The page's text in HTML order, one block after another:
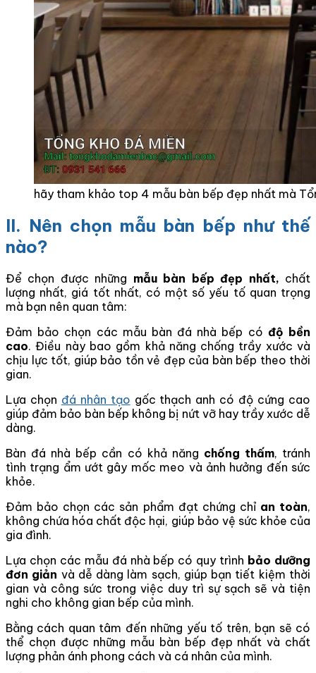
hãy tham khảo top 4 mẫu bàn bếp đẹp nhất mà
II. Nên chọn mẫu bàn bếp như thế
nào?
Để chọn được những mẫu bàn bếp đẹp nhất, chất
lượng nhất, giá tốt nhất, có một số yếu tố quan trọng
mà bạn nên quan tâm:
Đảm bảo chọn các mẫu bàn đá nhà bếp có độ bền
cao. Điều này bao gồm khả năng chống trầy xước và
chịu lực tốt, giúp bảo tồn vẻ đẹp của bàn bếp theo thời
gian.
Lựa chọn đá nhân tạo gốc thạch anh có độ cứng cao
giúp đảm bảo bàn bếp không bị nứt vỡ hay trầy xước dễ
dàng.
Bàn đá nhà bếp cần có khả năng chống thấm, tránh
tình trạng ẩm ướt gây mốc meo và ảnh hưởng đến sức
khỏe.
Đảm bảo chọn các sản phẩm đạt chứng chỉ an toàn,
không chứa hóa chất độc hại, giúp bảo vệ sức khỏe của
gia đình.
Lựa chọn các mẫu đá nhà bếp có quy trình bảo dưỡng
đơn giản và dễ dàng làm sạch, giúp bạn tiết kiệm thời
gian và công sức trong việc duy trì sự sạch sẽ và tiện
nghi cho không gian bếp của mình.
Bằng cách quan tâm đến những yếu tố trên, bạn sẽ có
thể chọn được những mẫu bàn bếp đẹp nhất và chất
lượng phản ánh phong cách và cá nhân của mình.